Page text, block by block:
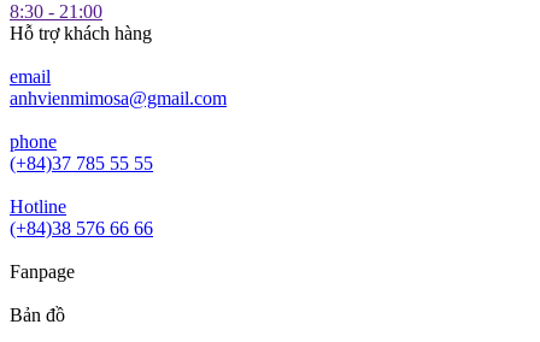
8:30 - 21:00
Hỗ trợ khách hàng
email
anhvienmimosa@gmail.com
phone
(+84)37 785 55 55
Hotline
(+84)38 576 66 66
Fanpage
Bản đồ